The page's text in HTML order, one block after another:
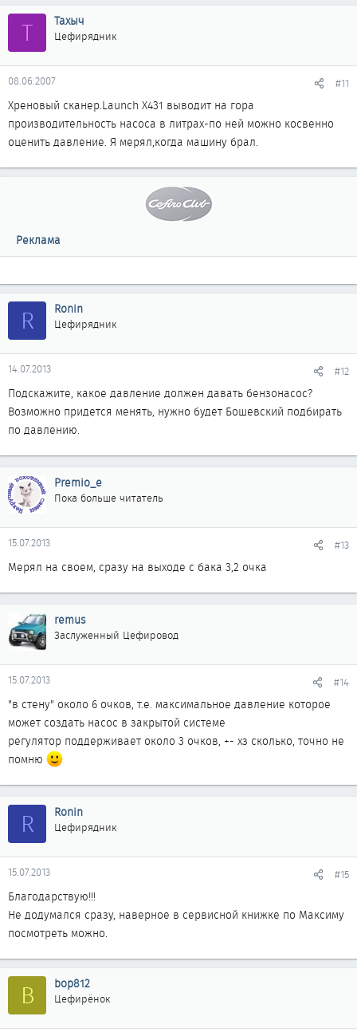
Т Тахыч
Цефирядник
08.06.2007 #11
Хреновый сканер.Launch X431 выводит на гора
производительность насоса в литрах-по ней можно косвенно
оценить давление. Я мерял,когда машину брал.
Реклама
R Ronin
Цефирядник
14.07.2013 #12
Подскажите, какое давление должен давать бензонасос?
Возможно придется менять, нужно будет Бошевский подбирать
по давлению.
Premio_e
Пока больше читатель
15.07.2013 #13
Мерял на своем, сразу на выходе с бака 3,2 очка
remus
Заслуженный Цефировод
15.07.2013 #14
"в стену" около 6 очков, т.е. максимальное давление которое
может создать насос в закрытой системе
регулятор поддерживает около 3 очков, +- хз сколько, точно не
помню
R Ronin
Цефирядник
15.07.2013 #15
Благодарствую!!!
Не додумался сразу, наверное в сервисной книжке по Максиму
посмотреть можно.
B bop812
Цефирёнок